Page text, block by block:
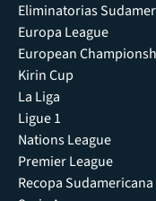
Eliminatorias
Europa League
European
Kirin Cup
La Liga
Ligue 1
Nations League
Premier League
Recopa Sudamericana